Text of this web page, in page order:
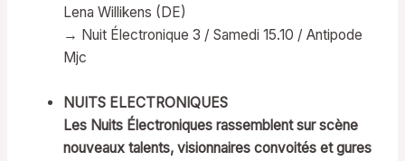
Lena Willikens (DE)
→ Nuit Électronique 3 / Samedi 15.10 / Antipode
Mjc
NUITS ELECTRONIQUES
Les Nuits Électroniques rassemblent sur scène
nouveaux talents, visionnaires convoités et gures